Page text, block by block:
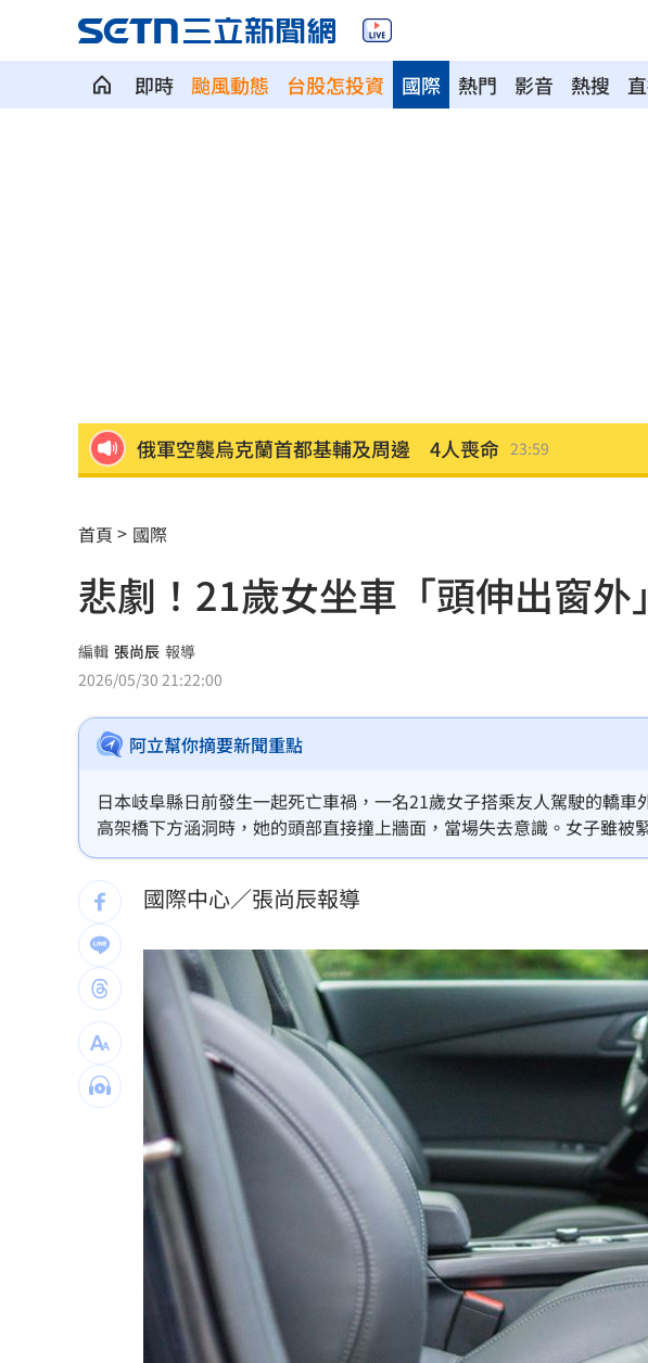
即時 颱風動態 台股怎投資 熱門 影音 熱搜
國際
俄軍空襲烏克蘭首都基輔及周邊 4人喪命 23:59
米蘭達離婚奧蘭多布魯13年！罕談前夫互動
美制裁杜拜加密幣交所！控助伊朗革命衛隊 23:37
美就業數據爆冷 這信號Fed升息警報降溫
梅西父親病逝享壽68歲 一路陪伴兒闖足壇
5登山客2025年雪崩失蹤 尼泊爾尋獲遺體
喝錯傷身！營養師整理喝咖啡「7大守則」 23:27
拆監獄家書見「叫別人老婆」人妻氣炸
ETF存到2千萬退休！他因1封信重回職場 23:21
社宅包租爆糾紛 房客控業者硬闖屋內趕人 23:16
馬斯克蓋地球最大晶圓廠 專家揭3大隱憂 23:09
泰國校園槍擊案增至9死 12歲女童不治
蔣市政一團糟？活動背板誤植HappiMess 22:59
台灣彩券開獎直播中 20:31
LIVE三立+24小時直播 15:27
三立iNEWS新聞台線上直播
商場戰國來臨 台中「頂奢大道」逐漸成形
首頁 國際
悲劇！21歲女坐車「頭伸出窗
編輯 張尚辰 報導
2026/05/30 21:22:00
阿立幫你摘要新聞重點
日本岐阜縣日前發生一起死亡車禍，一名21歲女子搭乘友人駕駛的轎
高架橋下方涵洞時，她的頭部直接撞上牆面，當場失去意識。女子雖被
事後被查出涉嫌酒駕，遭警方逮捕。
國際中心／張尚辰報導